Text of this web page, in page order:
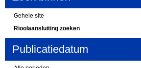
Gehele site
Rioolaansluiting zoeken
Publicatiedatum